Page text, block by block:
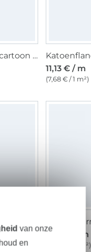
Popeline katoen cartoon dinos, wit
11,13 € / m
(7,68 € / 1 m²)
17,23 € / m
(11,49 € / 1 m²)
van onze
en